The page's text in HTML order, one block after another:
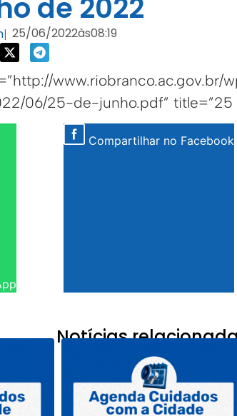
de 2022
| 25/06/2022às08:19
www.riobranco.ac.gov.br/
06/25-de-junho.pdf” title=”25
Compartilhar no Facebook
Notícias